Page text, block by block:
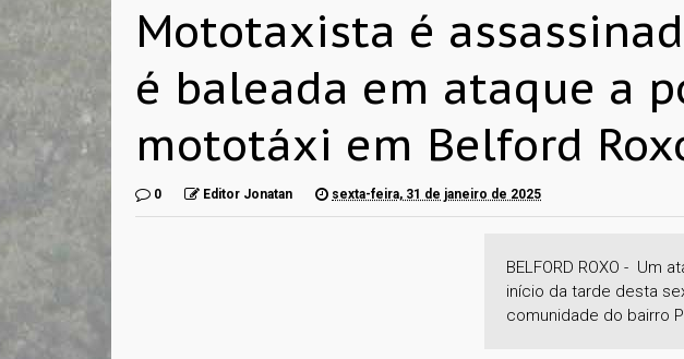
Mototaxista é
é baleada em ataque a
mototáxi em Belford
0 Editor Jonatan sexta-feira, 31 de janeiro de 2025
BELFORD ROXO - Um
início da tarde desta
comunidade do bairro